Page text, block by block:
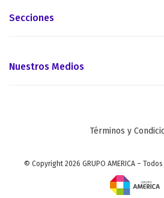
Secciones
Nuestros Medios
Términos y
© Copyright 2026 GRUPO AMERICA –